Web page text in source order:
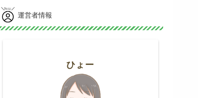
運営者情報
ひょー